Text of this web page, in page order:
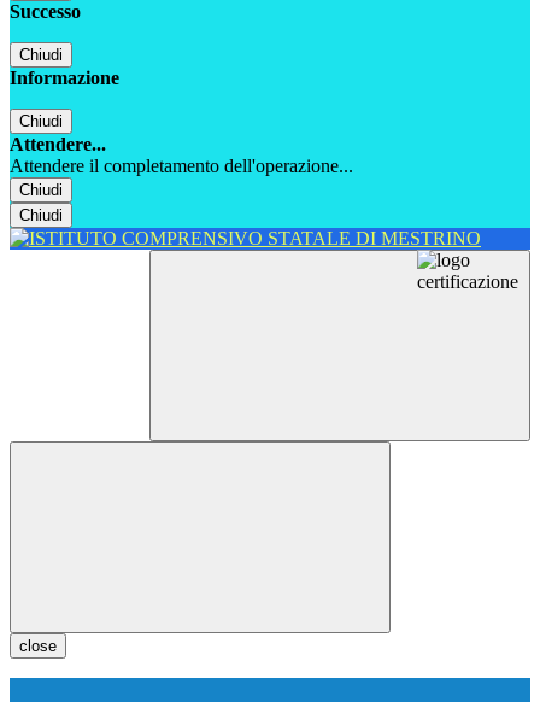
Successo
Chiudi
Informazione
Chiudi
Attendere...
Attendere il completamento dell'operazione...
Chiudi
Chiudi
close